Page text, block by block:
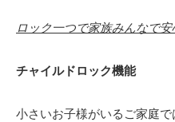
ロック一つで家族みんなで安
チャイルドロック機能
小さいお子様がいるご家庭